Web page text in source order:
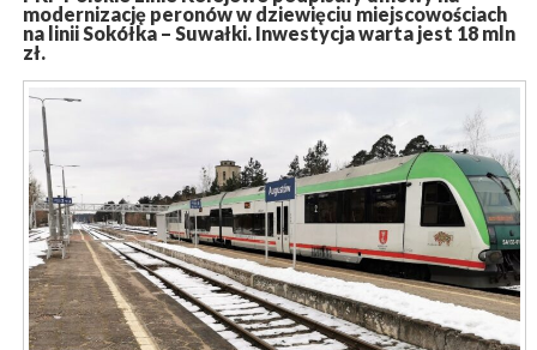
modernizację peronów w dziewięciu miejscowościach
na linii Sokółka – Suwałki. Inwestycja warta jest 18 mln
zł.